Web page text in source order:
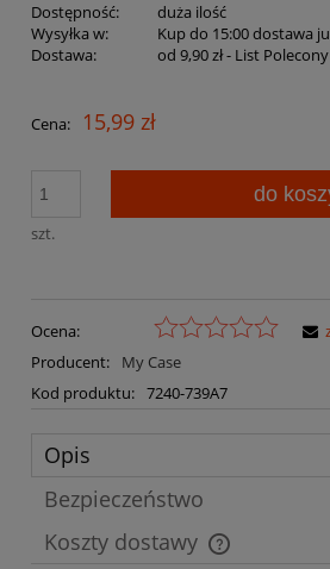
Dostępność:
duża ilość
Wysyłka w:
Kup do 15:00 dostawa
Dostawa:
od 9,90 zł- List
Cena nie zawiera ewentualnych
Cena: 15,99 zł
szt.
do
Ocena:
Producent:
My Case
Kod produktu: 7240-739A7
Opis
Bezpieczeństwo
Koszty dostawy
Cena nie zawiera ewentualnych